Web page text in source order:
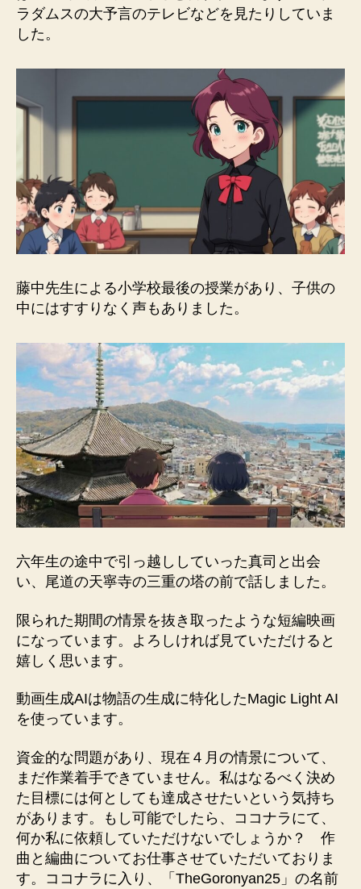
ラダムスの大予言のテレビなどを見たりしていま
した。
藤中先生による小学校最後の授業があり、子供の
中にはすすりなく声もありました。
六年生の途中で引っ越ししていった真司と出会
い、尾道の天寧寺の三重の塔の前で話しました。
限られた期間の情景を抜き取ったような短編映画
になっています。よろしければ見ていただけると
嬉しく思います。
動画生成AIは物語の生成に特化したMagic Light AI
を使っています。
資金的な問題があり、現在４月の情景について、
まだ作業着手できていません。私はなるべく決め
た目標には何としても達成させたいという気持ち
があります。もし可能でしたら、ココナラにて、
何か私に依頼していただけないでしょうか？ 作
曲と編曲についてお仕事させていただいておりま
す。ココナラに入り、「TheGoronyan25」の名前